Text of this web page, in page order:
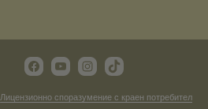
Лицензионно споразумение с краен потребител